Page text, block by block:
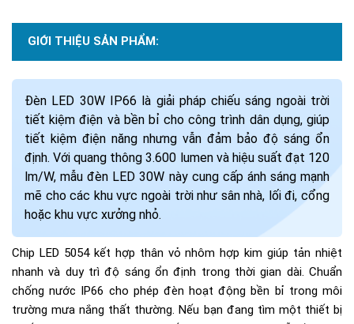
GIỚI THIỆU SẢN PHẨM:
Đèn LED 30W IP66 là giải pháp chiếu sáng ngoài trời
tiết kiệm điện và bền bỉ cho công trình dân dụng, giúp
tiết kiệm điện năng nhưng vẫn đảm bảo độ sáng ổn
định. Với quang thông 3.600 lumen và hiệu suất đạt 120
lm/W, mẫu đèn LED 30W này cung cấp ánh sáng mạnh
mẽ cho các khu vực ngoài trời như sân nhà, lối đi, cổng
hoặc khu vực xưởng nhỏ.
Chip LED 5054 kết hợp thân vỏ nhôm hợp kim giúp tản nhiệt
nhanh và duy trì độ sáng ổn định trong thời gian dài. Chuẩn
chống nước IP66 cho phép đèn hoạt động bền bỉ trong môi
trường mưa nắng thất thường. Nếu bạn đang tìm một thiết bị